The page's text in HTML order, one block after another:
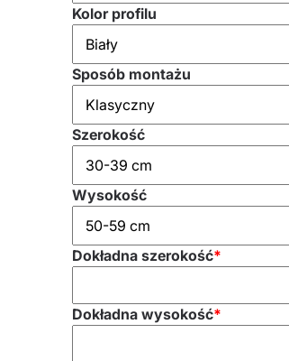
Kolor profilu
Sposób montażu
Szerokość
Wysokość
*
Dokładna szerokość
*
Dokładna wysokość